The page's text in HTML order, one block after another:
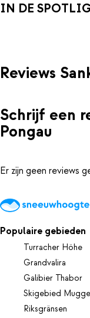
IN DE
Reviews
Schrijf een
Pongau
Er zijn geen reviews
Populaire gebieden
Turracher Höhe
Grandvalira
Galibier Thabor
Skigebied
Riksgränsen